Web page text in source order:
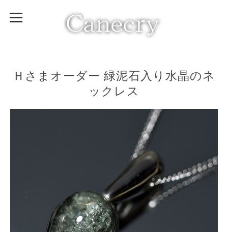
Ｈさまオーダー 緑泥石入り水晶のネ
ックレス